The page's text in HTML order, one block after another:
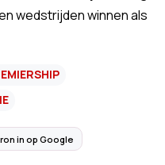
wedstrijden winnen als
in op Google